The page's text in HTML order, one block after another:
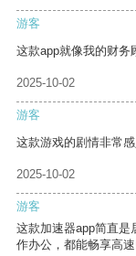
游客
这款app就像我的财务
2025-10-02
游客
这款游戏的剧情非常
2025-10-02
游客
这款加速器app简直是
作办公，都能畅享高